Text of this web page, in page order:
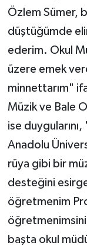
Özlem Sümer,
düştüğümde
ederim. Okul
üzere emek
minnettarım"
Müzik ve Bale
ise
Anadolu
rüya gibi bir
desteğini
öğretmenim
başta okul